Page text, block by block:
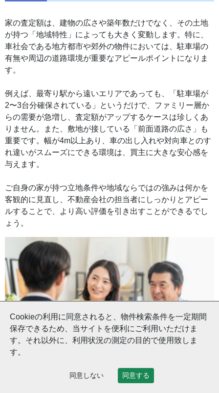
Cookieの利用に同意されると、物件検索条件を一定期間
保存できるため、当サイトを便利にご利用いただけま
す。それ以外に、利用状況の測定の目的で使用致しま
す。
同意しない 同意する
家の査定額は、建物の広さや築年数だけでなく、その土地
が持つ「地域特性」によっても大きく変動します。特に、
車社会である地方都市や郊外の物件においては、駐車場の
有無や周辺の道路環境が重要なアピールポイントになりま
す。
例えば、最寄り駅から遠いエリアであっても、「駐車場が
2〜3台分確保されている」というだけで、ファミリー層か
らの需要が急増し、査定額がアップするケースは珍しくあ
りません。また、敷地が接している「前面道路の広さ」も
重要です。幅が4m以上あり、車の出し入れや対向車とのす
れ違いがスムーズにできる環境は、買主に大きな安心感を
与えます。
ご自身の家が持つ立地条件や地域ならではの強みは何かを
客観的に見直し、不動産会社の担当者にしっかりとアピー
ルすることで、より高い評価を引き出すことができるでし
ょう。